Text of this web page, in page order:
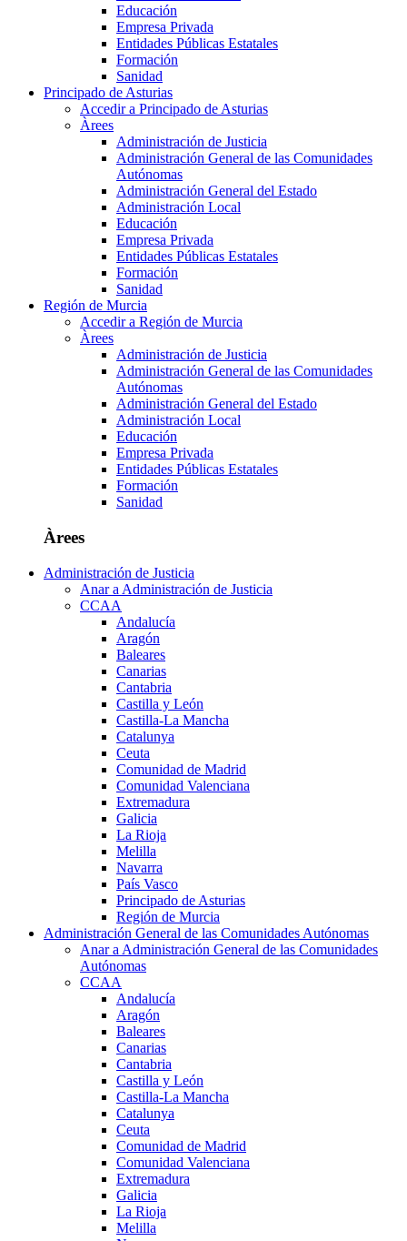
Educación
Empresa Privada
Entidades Públicas Estatales
Formación
Sanidad
Principado de Asturias
Accedir a Principado de Asturias
Àrees
Administración de Justicia
Administración General de las Comunidades
Autónomas
Administración General del Estado
Administración Local
Educación
Empresa Privada
Entidades Públicas Estatales
Formación
Sanidad
Región de Murcia
Accedir a Región de Murcia
Àrees
Administración de Justicia
Administración General de las Comunidades
Autónomas
Administración General del Estado
Administración Local
Educación
Empresa Privada
Entidades Públicas Estatales
Formación
Sanidad
Àrees
Administración de Justicia
Anar a Administración de Justicia
CCAA
Andalucía
Aragón
Baleares
Canarias
Cantabria
Castilla y León
Castilla-La Mancha
Catalunya
Ceuta
Comunidad de Madrid
Comunidad Valenciana
Extremadura
Galicia
La Rioja
Melilla
Navarra
País Vasco
Principado de Asturias
Región de Murcia
Administración General de las Comunidades Autónomas
Anar a Administración General de las Comunidades
Autónomas
CCAA
Andalucía
Aragón
Baleares
Canarias
Cantabria
Castilla y León
Castilla-La Mancha
Catalunya
Ceuta
Comunidad de Madrid
Comunidad Valenciana
Extremadura
Galicia
La Rioja
Melilla